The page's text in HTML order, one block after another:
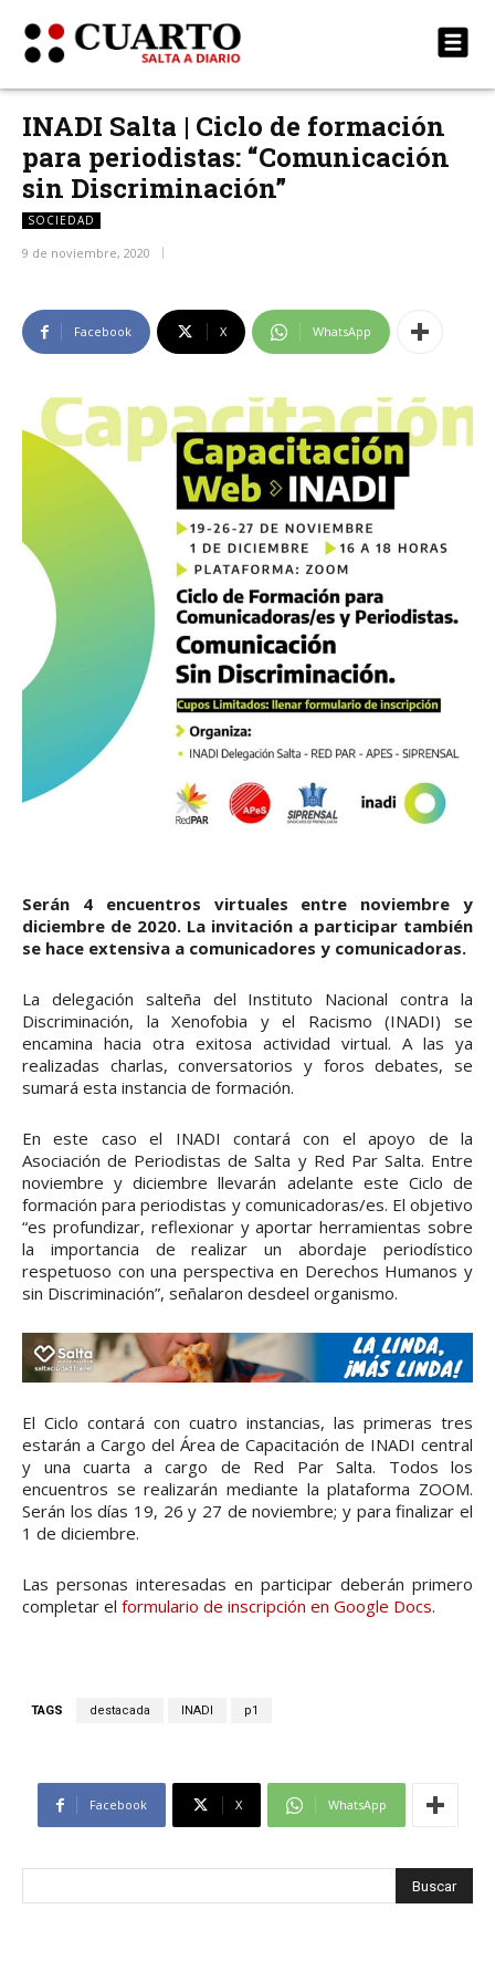
INADI Salta | Ciclo de formación
para periodistas: “Comunicación
sin Discriminación”
SOCIEDAD
9 de noviembre, 2020
Facebook X WhatsApp
Serán 4 encuentros virtuales entre noviembre y
diciembre de 2020. La invitación a participar también
se hace extensiva a comunicadores y comunicadoras.
La delegación salteña del Instituto Nacional contra la
Discriminación, la Xenofobia y el Racismo (INADI) se
encamina hacia otra exitosa actividad virtual. A las ya
realizadas charlas, conversatorios y foros debates, se
sumará esta instancia de formación.
En este caso el INADI contará con el apoyo de la
Asociación de Periodistas de Salta y Red Par Salta. Entre
noviembre y diciembre llevarán adelante este Ciclo de
formación para periodistas y comunicadoras/es. El objetivo
“es profundizar, reflexionar y aportar herramientas sobre
la importancia de realizar un abordaje periodístico
respetuoso con una perspectiva en Derechos Humanos y
sin Discriminación”, señalaron desdeel organismo.
El Ciclo contará con cuatro instancias, las primeras tres
estarán a Cargo del Área de Capacitación de INADI central
y una cuarta a cargo de Red Par Salta. Todos los
encuentros se realizarán mediante la plataforma ZOOM.
Serán los días 19, 26 y 27 de noviembre; y para finalizar el
1 de diciembre.
Las personas interesadas en participar deberán primero
completar el formulario de inscripción en Google Docs.
TAGS destacada INADI p1
Facebook X WhatsApp